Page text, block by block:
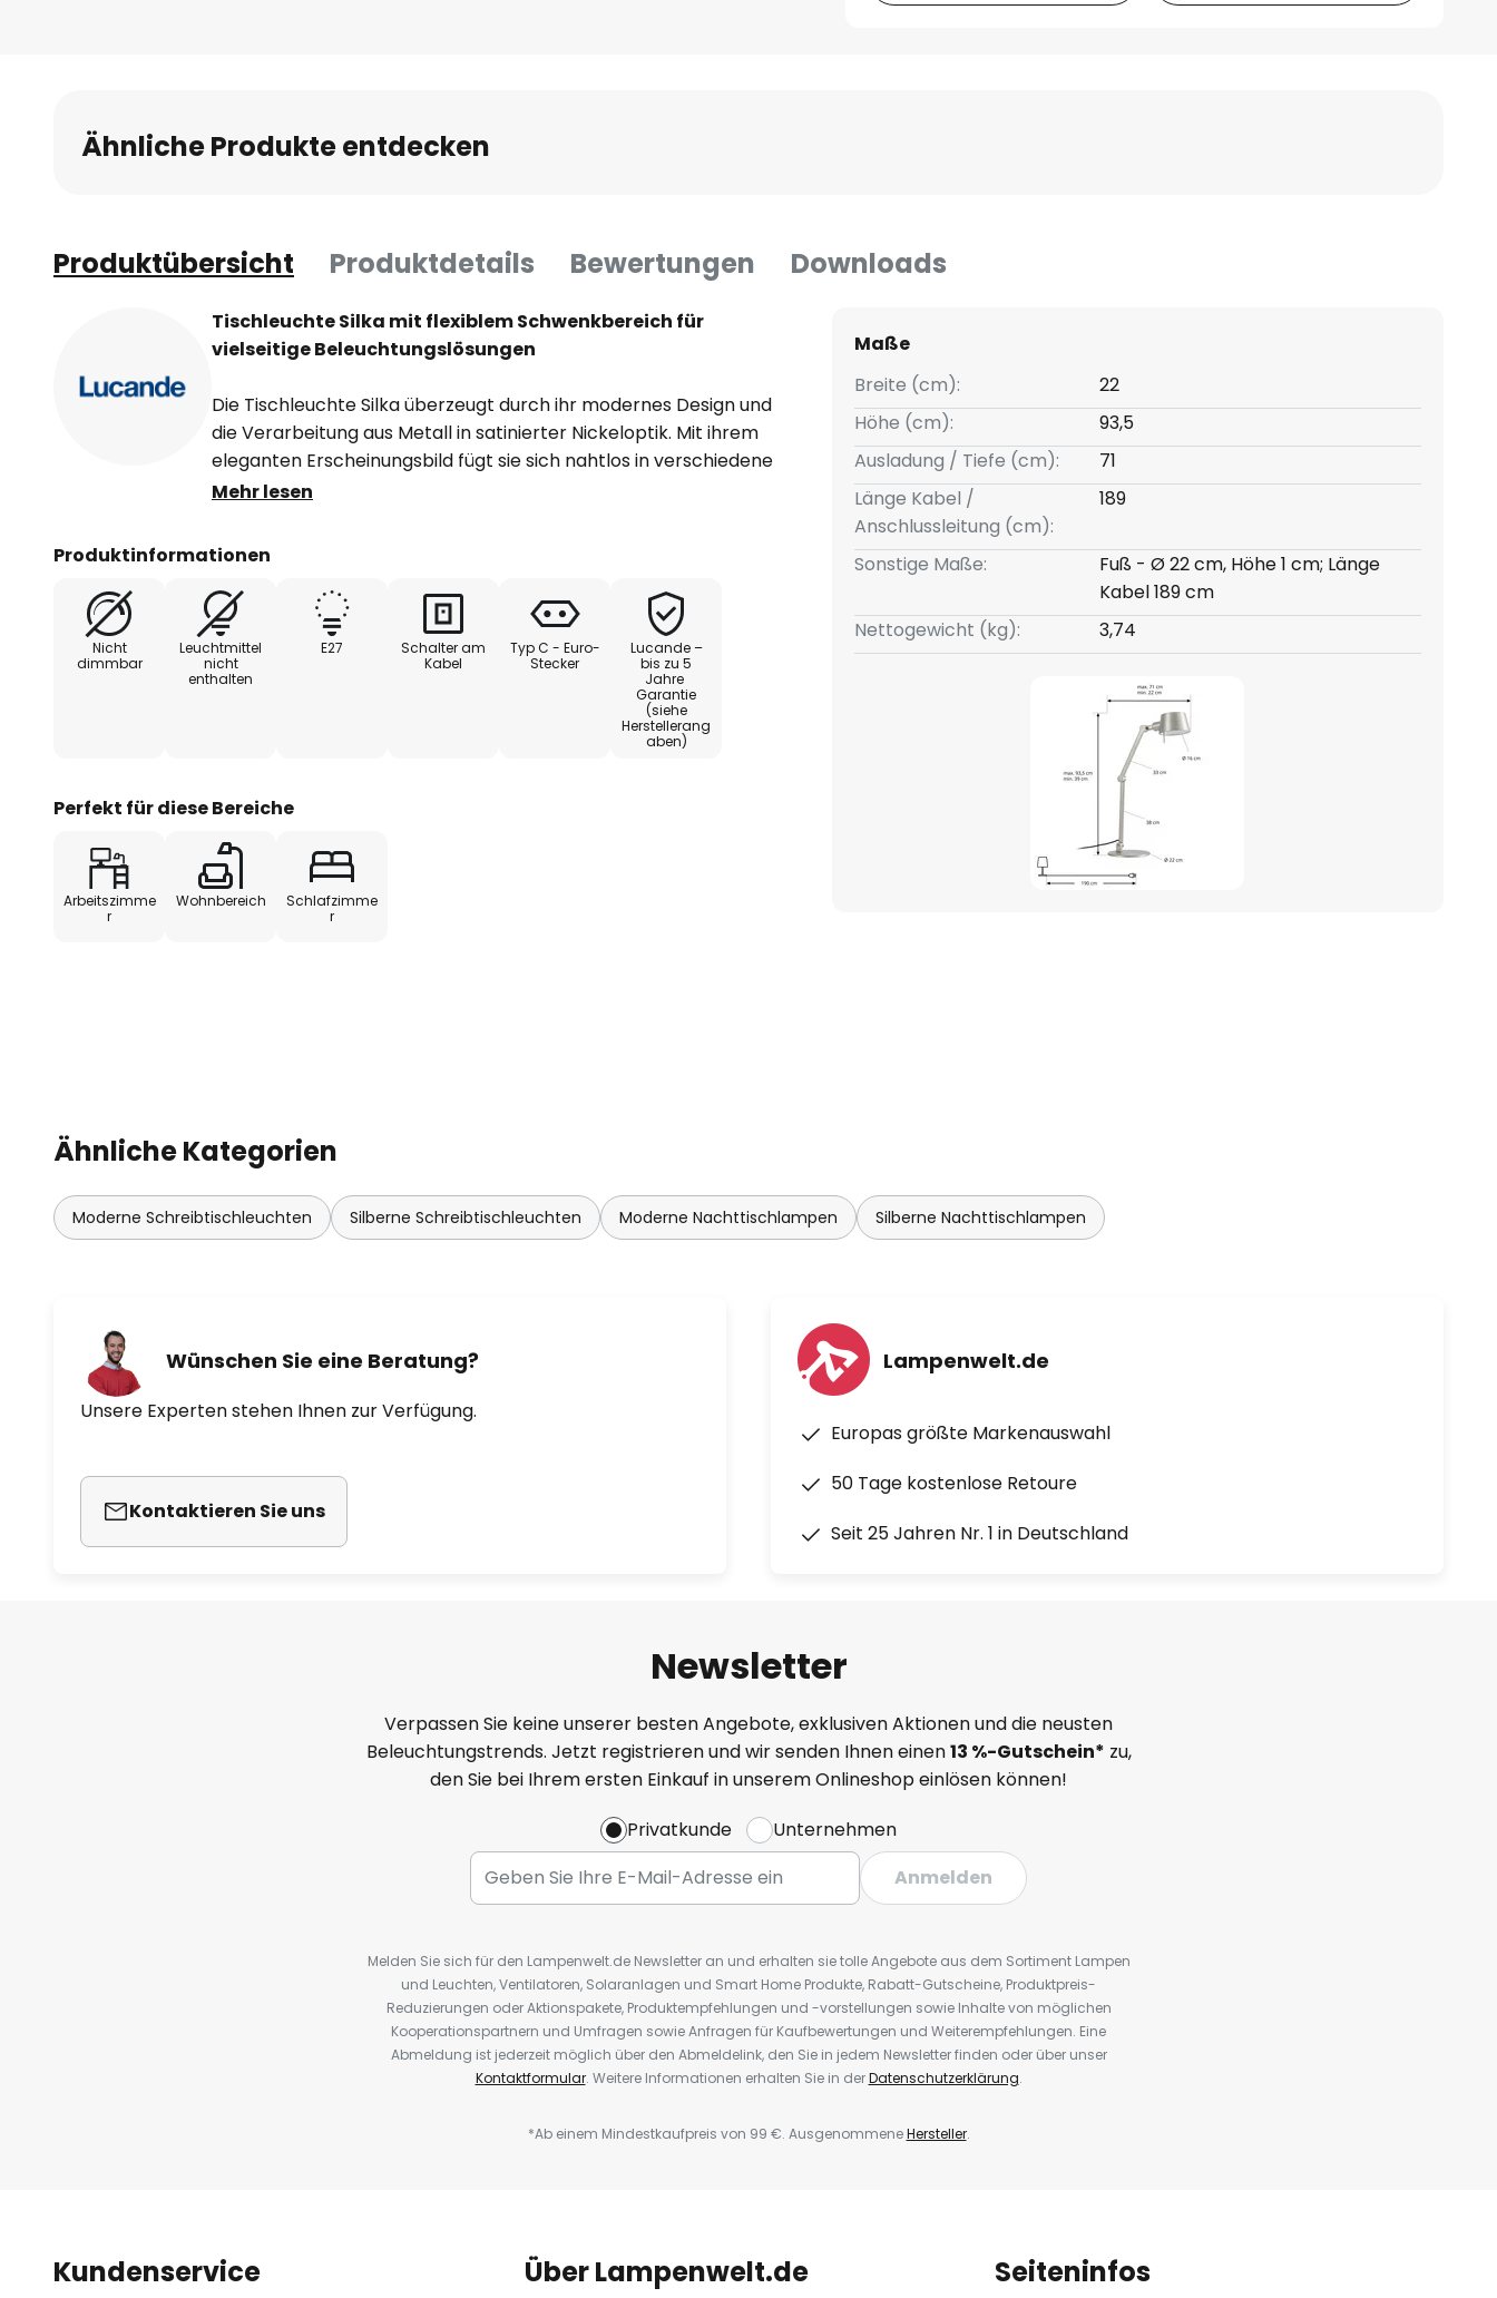
Ähnliche Produkte entdecken
Produktübersicht Produktdetails Bewertungen Downloads
Tischleuchte Silka mit flexiblem Schwenkbereich für
vielseitige Beleuchtungslösungen
Die Tischleuchte Silka überzeugt durch ihr modernes Design und
die Verarbeitung aus Metall in satinierter Nickeloptik. Mit ihrem
eleganten Erscheinungsbild fügt sie sich nahtlos in verschiedene
Raumkonzepte ein und bietet eine stilvolle Ergänzung für
ermöglicht die Leuchte eine präzise Ausrichtung des Lichtkegels,
wodurch sie sowohl für konzentriertes Arbeiten als auch für eine
angenehme Raumbeleuchtung geeignet ist. Die Kombination
aus Funktionalität und Ästhetik macht die Tischleuchte Silka zu
Mehr lesen
Produktinformationen
Nicht
dimmbar
Leuchtmittel
nicht
enthalten
E27
Schalter am
Kabel
Typ C - Euro-
Stecker
Lucande –
bis zu 5
Jahre
Garantie
(siehe
Herstellerang
aben)
Perfekt für diese Bereiche
Arbeitszimme
r
Wohnbereich
Schlafzimme
r
Maße
Breite (cm):
22
Höhe (cm):
93,5
Ausladung / Tiefe (cm):
71
Länge Kabel /
Anschlussleitung (cm):
189
Sonstige Maße:
Fuß - Ø 22 cm, Höhe 1 cm; Länge
Kabel 189 cm
Nettogewicht (kg):
3,74
Ähnliche Kategorien
Moderne Schreibtischleuchten Silberne Schreibtischleuchten Moderne Nachttischlampen Silberne Nachttischlampen
Wünschen Sie eine Beratung?
Unsere Experten stehen Ihnen zur Verfügung.
Kontaktieren Sie uns
Lampenwelt.de
Europas größte Markenauswahl
50 Tage kostenlose Retoure
Seit 25 Jahren Nr. 1 in Deutschland
Newsletter
Verpassen Sie keine unserer besten Angebote, exklusiven Aktionen und die neusten
Beleuchtungstrends. Jetzt registrieren und wir senden Ihnen einen13 %-Gutschein* zu,
den Sie bei Ihrem ersten Einkauf in unserem Onlineshop einlösen können!
Privatkunde
Unternehmen
Anmelden
Melden Sie sich für den Lampenwelt.de Newsletter an und erhalten sie tolle Angebote aus dem Sortiment Lampen
und Leuchten, Ventilatoren, Solaranlagen und Smart Home Produkte, Rabatt-Gutscheine, Produktpreis-
Reduzierungen oder Aktionspakete, Produktempfehlungen und -vorstellungen sowie Inhalte von möglichen
Kooperationspartnern und Umfragen sowie Anfragen für Kaufbewertungen und Weiterempfehlungen. Eine
Abmeldung ist jederzeit möglich über den Abmeldelink, den Sie in jedem Newsletter finden oder über unser
Kontaktformular. Weitere Informationen erhalten Sie in derDatenschutzerklärung.
*Ab einem Mindestkaufpreis von 99 €. AusgenommeneHersteller.
Kundenservice Über Lampenwelt.de Seiteninfos